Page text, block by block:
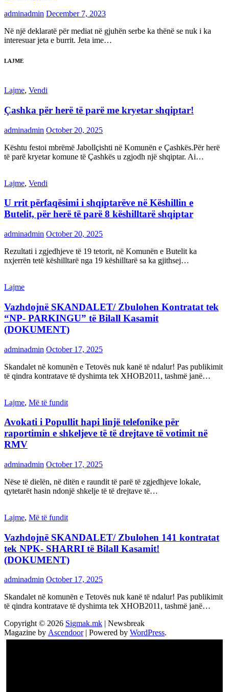
adminadmin December 7, 2023
Në një deklaratë për mediat në gjuhën serbe ka thënë se nuk i ka
interesuar jeta e burrit. Jeta ime…
LAJME
Lajme, Vendi
Çashka për herë të parë me kryetar shqiptar!
adminadmin October 20, 2025
Kështu festoi mbrëmë Jabollçishti në Komunën e Çashkës.Për herë
të parë kryetar komune të Çashkës u zgjodh një shqiptar. Ai…
Lajme, Vendi
U rrit përfaqësimi i shqiptarëve në Këshillin e
Butelit, për herë të parë 8 këshilltarë shqiptar
adminadmin October 20, 2025
Rezultati i zgjedhjeve të 19 tetorit, në Komunën e Butelit ka
nxjerrën tetë këshilltarë nga 19 këshilltarë sa ka gjithsej…
Lajme
Vazhdojnë SKANDALET/ Zbulohen Kontratat tek
“NP- PARKINGU” të Bilall Kasamit
(DOKUMENT)
adminadmin October 17, 2025
Skandalet në komunën e Tetovës nuk kanë të ndalur! Pas publikimit
të qindra kontratave të dyshimta tek XHOB2011, tashmë janë…
Lajme, Më të fundit
Avokati i Popullit hapi linjë telefonike për
raportimin e shkeljeve të të drejtave të votimit në
RMV
adminadmin October 17, 2025
Nëse të dielën, në ditën e raundit të parë të zgjedhjeve lokale,
qytetarët hasin ndonjë shkelje të të drejtave të…
Lajme, Më të fundit
Vazhdojnē SKANDALET/ Zbulohen 141 kontratat
tek NPK- SHARRI të Bilall Kasamit!
(DOKUMENT)
adminadmin October 17, 2025
Skandalet në komunën e Tetovës nuk kanë të ndalur! Pas publikimit
të qindra kontratave të dyshimta tek XHOB2011, tashmë janë…
Copyright © 2026 Sigmak.mk | Newsbreak
Magazine by Ascendoor| Powered by WordPress.